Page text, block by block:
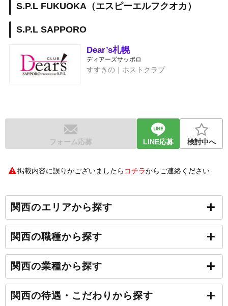
S.P.L FUKUOKA（エスピーエルフクオカ）
S.P.L SAPPORO
Dear’s札幌
ディアーズサッポロ
すすきの｜ホストクラブ
フォーム応募 LINE応募 検討中へ
掲載内容に誤りがございましたら コチラからご連絡ください
関西のエリアから探す
関西の職種から探す
関西の業種から探す
関西の待遇・こだわりから探す